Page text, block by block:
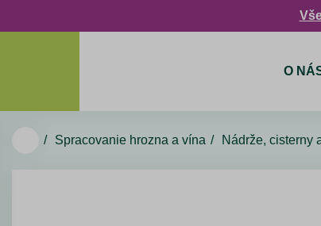
O
Spracovanie hrozna a vína Nádrže, cisterny